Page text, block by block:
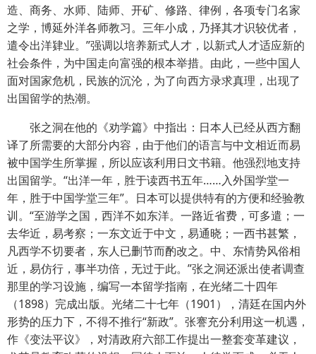
造、商务、水师、陆师、开矿、修路、律例，各项专门名家
之学，博延外洋各师教习。三年小成，乃择其才识较优者，
遣令出洋肄业。”强调以培养新式人才，以新式人才适应新的
社会条件，为中国走向富强的根本举措。由此，一些中国人
面对国家危机，民族的沉沦，为了向西方录求真理，出现了
出国留学的热潮。
张之洞在他的《劝学篇》中指出：日本人已经从西方翻
译了所需要的大部分内容，由于他们的语言与中文相近而易
被中国学生所掌握，所以应该利用日文书籍。他强烈地支持
出国留学。“出洋一年，胜于读西书五年……入外国学堂一
年，胜于中国学堂三年”。日本可以提供特有的方便和经验教
训。“至游学之国，西洋不如东洋。一路近省费，可多遣；一
去华近，易考察；一东文近于中文，易通晓；一西书甚繁，
凡西学不切要者，东人已删节而酌改之。中、东情势风俗相
近，易仿行，事半功倍，无过于此。”张之洞还派出使者调查
那里的学习设施，编写一本留学指南，在光绪二十四年
（1898）完成出版。光绪二十七年（1901），清廷在国内外
形势的压力下，不得不推行“新政”。张謇充分利用这一机遇，
作《变法平议》，对清政府六部工作提出一整套变革建议，